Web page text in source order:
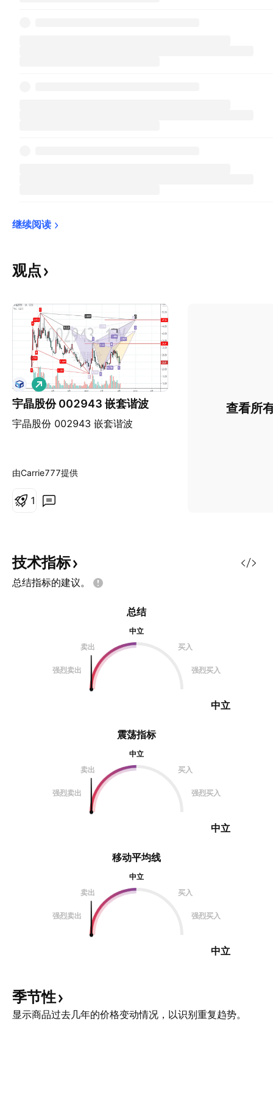
继续阅读
观点
宇晶股份 002943 嵌套谐波
宇晶股份 002943 嵌套谐波
做
多
由Carrie777提供
1
查看所
技术指标
总结指标的建议。
震荡指标
中立
卖出
买入
强烈卖出 强烈买入
中立
总结
中立
卖出
买入
强烈卖出 强烈买入
中立
移动平均线
中立
卖出
买入
强烈卖出 强烈买入
中立
季节性
显示商品过去几年的价格变动情况，以识别重复趋势。